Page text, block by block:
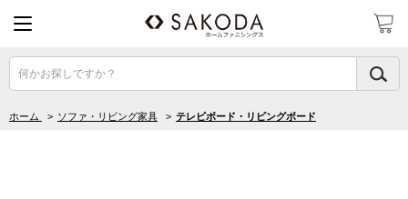
何かお探しですか？
ホーム > ソファ・リビング家具 > テレビボード・リビングボード